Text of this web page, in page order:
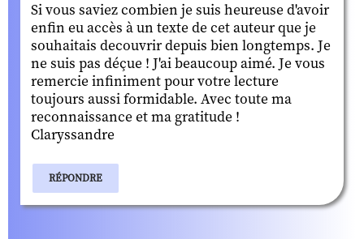
Si vous saviez combien je suis heureuse d'avoir
enfin eu accès à un texte de cet auteur que je
souhaitais decouvrir depuis bien longtemps. Je
ne suis pas déçue ! J'ai beaucoup aimé. Je vous
remercie infiniment pour votre lecture
toujours aussi formidable. Avec toute ma
reconnaissance et ma gratitude !
Claryssandre
RÉPONDRE